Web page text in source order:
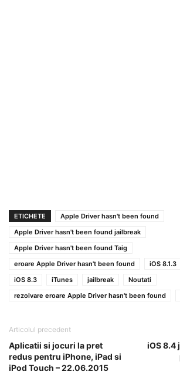
ETICHETE
Apple Driver hasn't been found
Apple Driver hasn't been found jailbreak
Apple Driver hasn't been found Taig
eroare Apple Driver hasn't been found
iOS 8.1.3
iOS 8.3
iTunes jailbreak
Noutati
rezolvare eroare Apple Driver hasn't been found
Articolul precedent
Aplicatii si jocuri la pret
redus pentru iPhone, iPad si
iPod Touch – 22.06.2015
iOS 8.4